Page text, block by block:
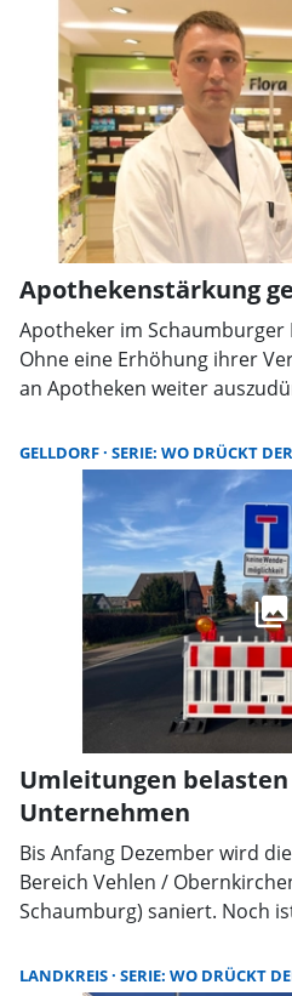
Verwaltung und Politik wollen
zusammenkommen, in der
endlich eine tragfähige
Apothekenstärkung
Apotheker im Schaumburger
Ohne eine Erhöhung ihrer
an Apotheken weiter
Apotheke und Vorsitzender
im Landesapothekerverband
deutlich. Mit klaren Worten
die anhaltende Hängepartie
GELLDORF SERIE: WO DRÜCKT
Umleitungen
Unternehmen
Bis Anfang Dezember wird
Bereich Vehlen /
Schaumburg) saniert. Noch
LANDKREIS SERIE: WO DRÜCKT